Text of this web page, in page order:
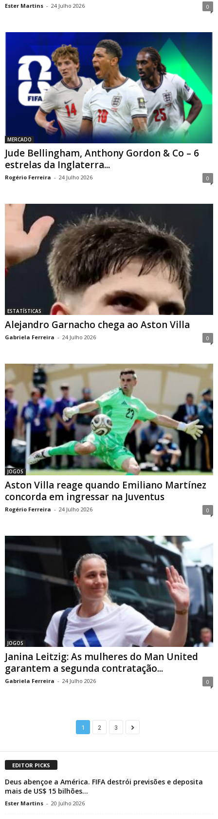
Ester Martins - 24 Julho 2026 0
MERCADO
Jude Bellingham, Anthony Gordon & Co – 6
estrelas da Inglaterra...
Rogério Ferreira - 24 Julho 2026 0
ESTATÍSTICAS
Alejandro Garnacho chega ao Aston Villa
Gabriela Ferreira - 24 Julho 2026 0
JOGOS
Aston Villa reage quando Emiliano Martínez
concorda em ingressar na Juventus
Rogério Ferreira - 24 Julho 2026 0
JOGOS
Janina Leitzig: As mulheres do Man United
garantem a segunda contratação...
Gabriela Ferreira - 24 Julho 2026 0
1 2 3
EDITOR PICKS
Deus abençoe a América. FIFA destrói previsões e deposita
mais de US$ 15 bilhões...
Ester Martins - 20 Julho 2026